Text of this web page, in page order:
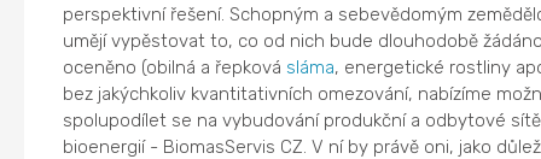
perspektivní řešení. Schopným a sebevědomým
umějí vypěstovat to, co od nich bude dlouhodobě
oceněno (obilná a řepková sláma, energetické rostliny
bez jakýchkoliv kvantitativních omezování, nabízíme
spolupodílet se na vybudování produkční a odbytové
bioenergií - BiomasServis CZ. V ní by právě oni, jako